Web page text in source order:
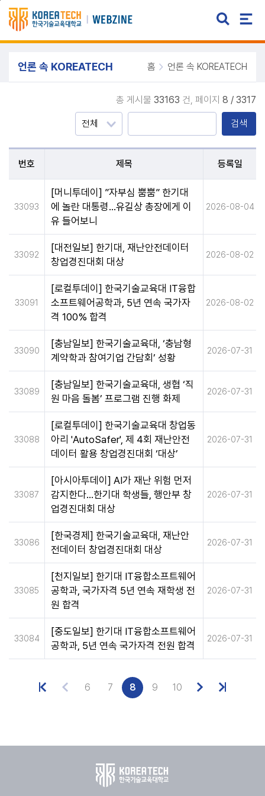
주메뉴 바로가기
본문 바로가기
언론 속 KOREATECH 홈 언론 속 KOREATECH
총 게시물 33163 건, 페이지 8 / 3317
검색
번호 제목 등록일
33093
[머니투데이] ”자부심 뿜뿜” 한기대
에 놀란 대통령…유길상 총장에게 이
유 들어보니
2026-08-04
33092
[대전일보] 한기대, 재난안전데이터
창업경진대회 대상
2026-08-02
33091
[로컬투데이] 한국기술교육대 IT융합
소프트웨어공학과, 5년 연속 국가자
격 100% 합격
2026-08-02
33090
[충남일보] 한국기술교육대, ‘충남형
계약학과 참여기업 간담회’ 성황
2026-07-31
33089
[충남일보] 한국기술교육대, 생협 ‘직
원 마음 돌봄’ 프로그램 진행 화제
2026-07-31
33088
[로컬투데이] 한국기술교육대 창업동
아리 'AutoSafer', 제 4회 재난안전
데이터 활용 창업경진대회 ‘대상’
2026-07-31
33087
[아시아투데이] AI가 재난 위험 먼저
감지한다…한기대 학생들, 행안부 창
업경진대회 대상
2026-07-31
33086
[한국경제] 한국기술교육대, 재난안
전데이터 창업경진대회 대상
2026-07-31
33085
[천지일보] 한기대 IT융합소프트웨어
공학과, 국가자격 5년 연속 재학생 전
원 합격
2026-07-31
33084
[중도일보] 한기대 IT융합소프트웨어
공학과, 5년 연속 국가자격 전원 합격
2026-07-31
6 7 8 9 10